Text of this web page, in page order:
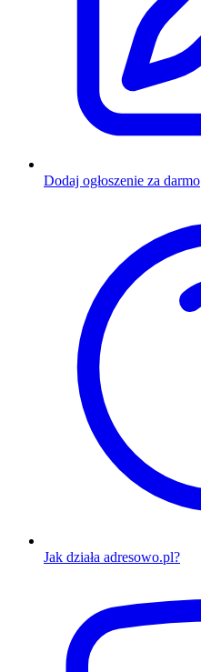
Dodaj ogłoszenie za darmo
Jak działa adresowo.pl?